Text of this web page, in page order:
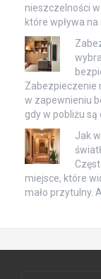
nieszczelności
które wpływa
Zabezpieczenie
w zapewnieniu
gdy w pobliżu są
Jak
miejsce, które
mało przytulny.